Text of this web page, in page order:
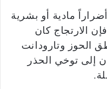
مادية أو بشرية
الارتجاج كان
الحوز وتارودانت
إلى توخي الحذر